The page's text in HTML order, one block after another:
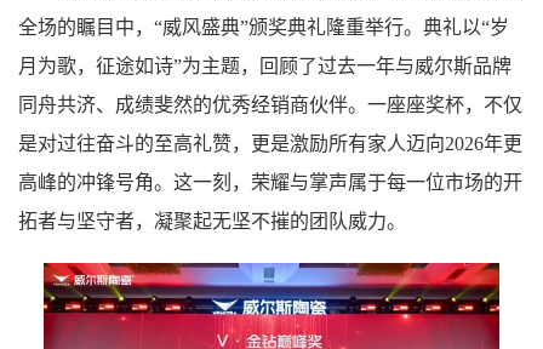
全场的瞩目中，“威风盛典”颁奖典礼隆重举行。典礼以“岁
月为歌，征途如诗”为主题，回顾了过去一年与威尔斯品牌
同舟共济、成绩斐然的优秀经销商伙伴。一座座奖杯，不仅
是对过往奋斗的至高礼赞，更是激励所有家人迈向2026年更
高峰的冲锋号角。这一刻，荣耀与掌声属于每一位市场的开
拓者与坚守者，凝聚起无坚不摧的团队威力。